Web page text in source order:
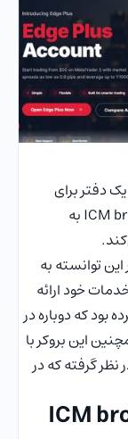
دفتر برای
رسیدگی به امور مشتریان در دبی دارد. ICM brokers به
این توانسته به
خود ارائه
تعطیلی کرده بود که دوباره در
همچنین این بروکر با
نظر گرفته که در